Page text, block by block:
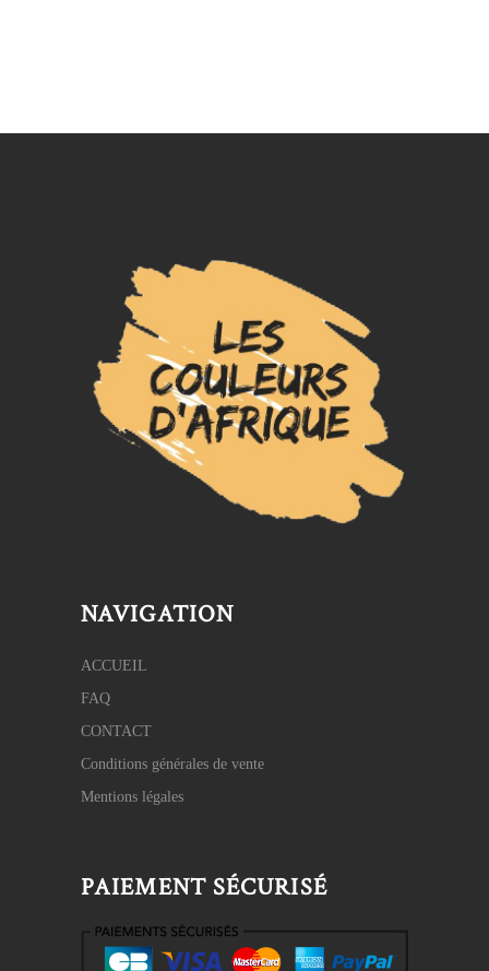
NAVIGATION
ACCUEIL
FAQ
CONTACT
Conditions générales de vente
Mentions légales
PAIEMENT SÉCURISÉ